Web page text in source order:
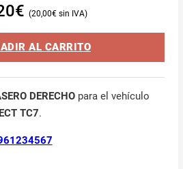
€ 20,00€
AL CARRITO
DERECHOpara el vehículo
TC7.